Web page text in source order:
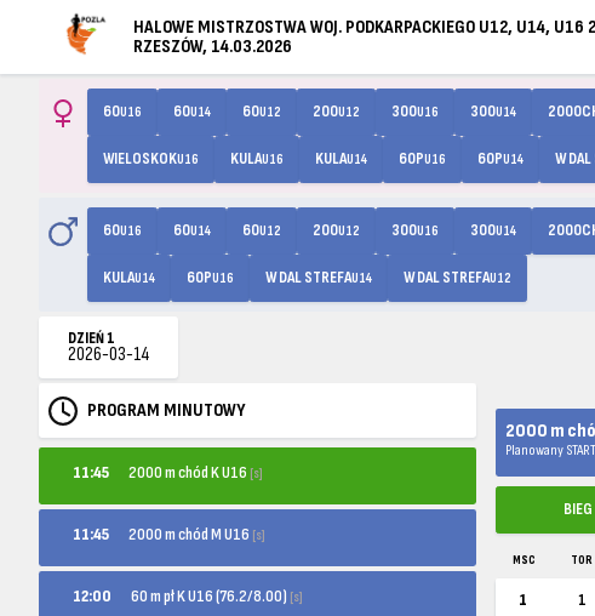
HALOWE MISTRZOSTWA WOJ. PODKARPACKIEGO U12, U14, U16
RZESZÓW, 14.03.2026
60U16 60U14 60U12 200U12 300U16 300U14
WIELOSKOKU16 KULAU16 KULAU14 60PU16 60PU14 W
60U16 60U14 60U12 200U12 300U16 300U14
KULAU14 60PU16 W DAL STREFAU14 W DAL STREFAU12
DZIEŃ 1
2026-03-14
PROGRAM MINUTOWY
11:45 2000 m chód K U16 [s]
11:45 2000 m chód M U16 [s]
12:00 60 m pł K U16 (76.2/8.00) [s]
2000 m
Planowany
MSC TOR
1 1